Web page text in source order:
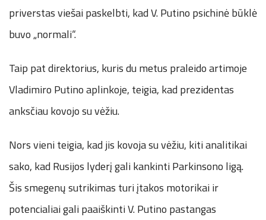
priverstas viešai paskelbti, kad V. Putino psichinė būklė
buvo „normali“.
Taip pat direktorius, kuris du metus praleido artimoje
Vladimiro Putino aplinkoje, teigia, kad prezidentas
anksčiau kovojo su vėžiu.
Nors vieni teigia, kad jis kovoja su vėžiu, kiti analitikai
sako, kad Rusijos lyderį gali kankinti Parkinsono ligą.
Šis smegenų sutrikimas turi įtakos motorikai ir
potencialiai gali paaiškinti V. Putino pastangas